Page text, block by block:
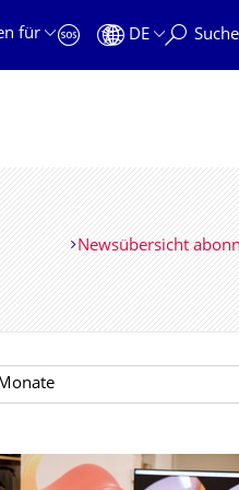
für
DE Suche
Newsübersicht
auswählen